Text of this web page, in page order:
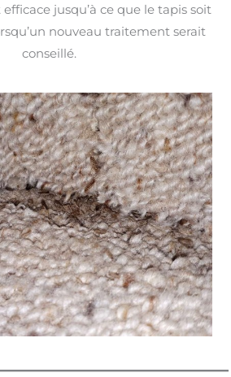
jusqu’à ce que le tapis soit
nouveau traitement serait
conseillé.